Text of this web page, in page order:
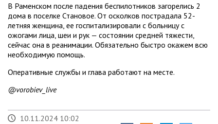
В Раменском после падения беспилотников загорелись 2
дома в поселке Становое. От осколков пострадала 52-
летняя женщина, ее госпитализировали с больницу с
ожогами лица, шеи и рук — состоянии средней тяжести,
сейчас она в реанимации. Обязательно быстро окажем всю
необходимую помощь.
Оперативные службы и глава работают на месте.
@vorobiev_live
10.11.2024 10:02